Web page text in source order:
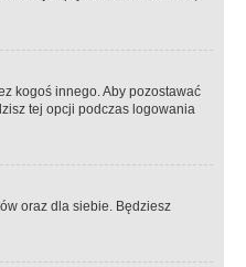
kogoś innego. Aby pozostawać
tej opcji podczas logowania
oraz dla siebie. Będziesz